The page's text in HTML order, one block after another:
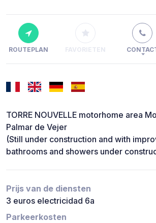
ROUTEPLAN FAVORIETEN
TORRE NOUVELLE motorhome area
Palmar de Vejer
(Still under construction and with
bathrooms and showers under
Prijs van de diensten
3 euros electricidad 6a
Parkeerkosten